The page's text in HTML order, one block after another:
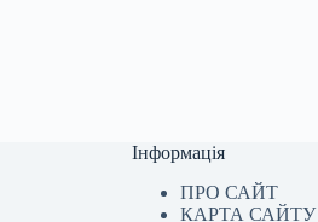
Інформація
ПРО САЙТ
КАРТА САЙТУ